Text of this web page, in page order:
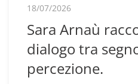
18/07/2026
Sara Arnaù
dialogo tra
percezione.